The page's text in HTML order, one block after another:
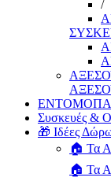
/
Συσκευές &
🎁 Ιδέες
🏠 Τα
🏠 Τα